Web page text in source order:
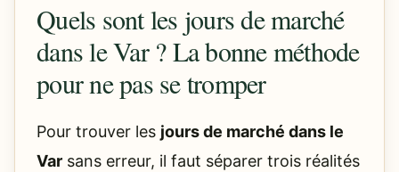
Quels sont les jours de marché
dans le Var ? La bonne méthode
pour ne pas se tromper
Pour trouver les jours de marché dans le
Var sans erreur, il faut séparer trois réalités